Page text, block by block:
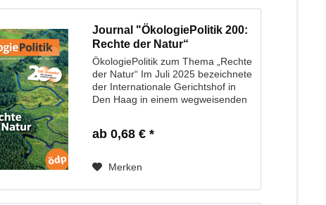
Journal "ÖkologiePolitik 200:
Rechte der Natur“
ÖkologiePolitik zum Thema „Rechte
der Natur“ Im Juli 2025 bezeichnete
der Internationale Gerichtshof in
Den Haag in einem wegweisenden
Umwelt“ als Menschenrecht. Es sei
ab 0,68 € *
Merken